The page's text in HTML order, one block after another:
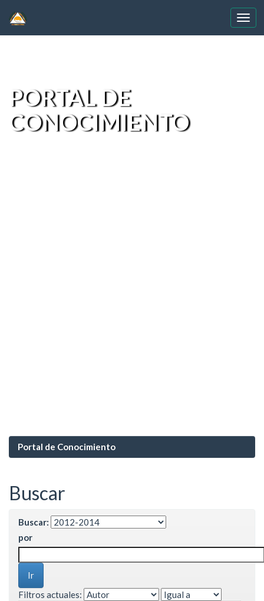
PORTAL DE
CONOCIMIENTO
Portal de Conocimiento
Buscar
Buscar:
por
Filtros actuales: